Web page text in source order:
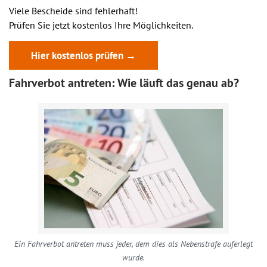
Viele Bescheide sind fehlerhaft!
Prüfen Sie jetzt kostenlos Ihre Möglichkeiten.
Hier kostenlos prüfen →
Fahrverbot antreten: Wie läuft das genau ab?
Ein Fahrverbot antreten muss jeder, dem dies als Nebenstrafe auferlegt
wurde.